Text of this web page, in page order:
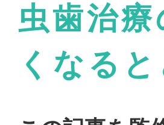
虫歯治
くなる